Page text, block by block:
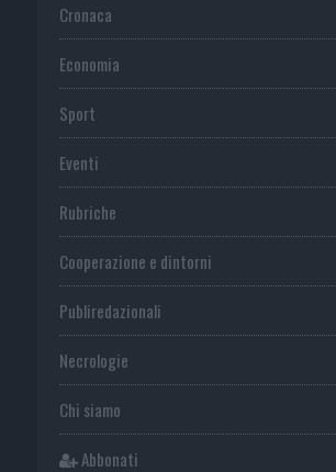
Cronaca
Economia
Sport
Eventi
Rubriche
Cooperazione e dintorni
Publiredazionali
Necrologie
Chi siamo
Abbonati